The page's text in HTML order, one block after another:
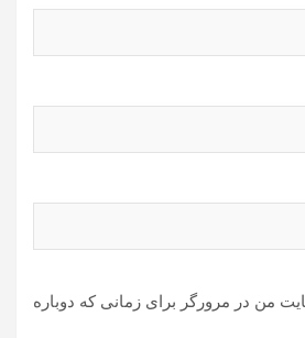
من در مرورگر برای زمانی که دوباره